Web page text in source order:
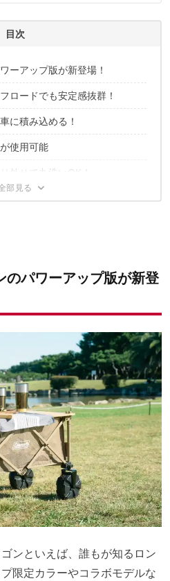
ール
目次
ーアップ版が新登場！
ロードでも安定感抜群！
に積み込める！
使用可能
外せて丸洗いOK！
」で快適な休日を！
のパワーアップ版が新登
ンといえば、誰もが知るロン
限定カラーやコラボモデルな